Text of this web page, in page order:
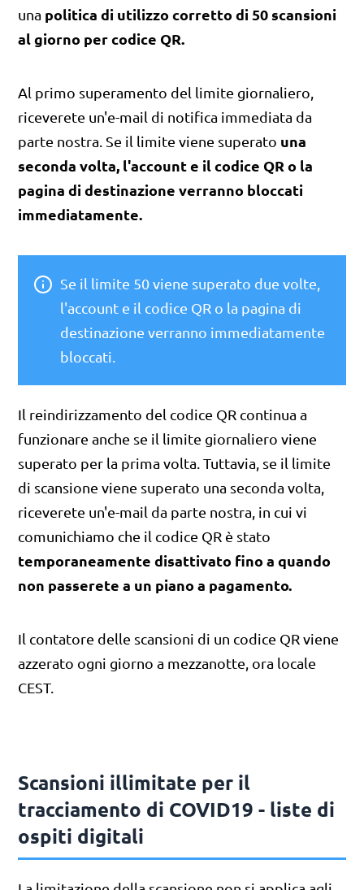
una politica di utilizzo corretto di 50 scansioni
al giorno per codice QR.
Al primo superamento del limite giornaliero,
riceverete un'e-mail di notifica immediata da
parte nostra. Se il limite viene superato una
seconda volta, l'account e il codice QR o la
pagina di destinazione verranno bloccati
immediatamente.
Se il limite 50 viene superato due volte,
l'account e il codice QR o la pagina di
destinazione verranno immediatamente
bloccati.
Il reindirizzamento del codice QR continua a
funzionare anche se il limite giornaliero viene
superato per la prima volta. Tuttavia, se il limite
di scansione viene superato una seconda volta,
riceverete un'e-mail da parte nostra, in cui vi
comunichiamo che il codice QR è stato
temporaneamente disattivato fino a quando
non passerete a un piano a pagamento.
Il contatore delle scansioni di un codice QR viene
azzerato ogni giorno a mezzanotte, ora locale
CEST.
Scansioni illimitate per il
tracciamento di COVID19 - liste di
ospiti digitali